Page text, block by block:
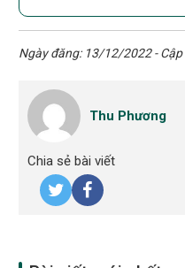
Ngày đăng: 13/12/2022 -
Thu Phương
Chia sẻ bài viết